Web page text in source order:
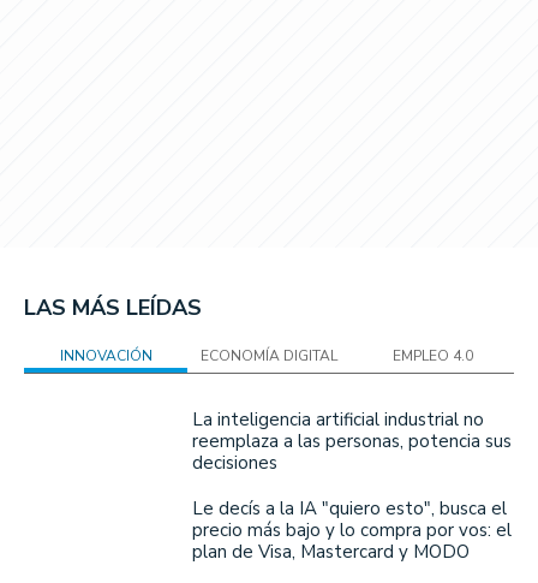
LAS MÁS LEÍDAS
INNOVACIÓN ECONOMÍA DIGITAL EMPLEO 4.0
La inteligencia artificial industrial no
reemplaza a las personas, potencia sus
decisiones
Le decís a la IA "quiero esto", busca el
precio más bajo y lo compra por vos: el
plan de Visa, Mastercard y MODO